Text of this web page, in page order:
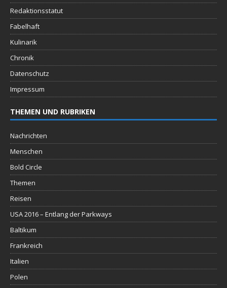
Redaktionsstatut
Fabelhaft
Kulinarik
Chronik
Datenschutz
Impressum
THEMEN UND RUBRIKEN
Nachrichten
Menschen
Bold Circle
Themen
Reisen
USA 2016 – Entlang der Parkways
Baltikum
Frankreich
Italien
Polen